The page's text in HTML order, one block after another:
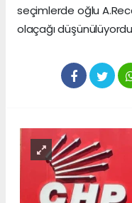
seçimlerde oğlu
olaçağı